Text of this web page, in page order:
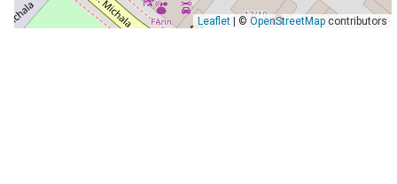
Leaflet| © OpenStreetMapcontributors